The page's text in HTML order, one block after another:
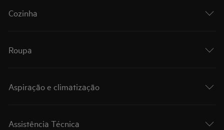
Cozinha
Roupa
Aspiração e climatização
Assistência Técnica